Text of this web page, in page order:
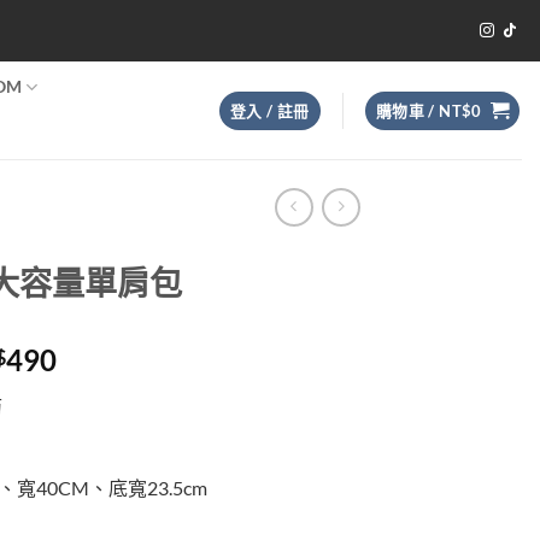
登入 / 註冊 購物車 / NT$0
容量單肩包
。
490目
NT$490。
寬40CM、底寬23.5cm